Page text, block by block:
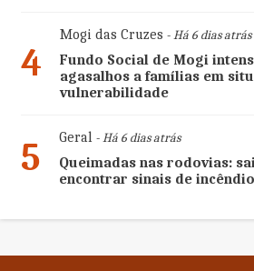
4
Mogi das Cruzes - Há 6 dias atrás
Fundo Social de Mogi
agasalhos a famílias em
vulnerabilidade
5 Geral- Há 6 dias atrás
Queimadas nas rodovias:
encontrar sinais de incêndio